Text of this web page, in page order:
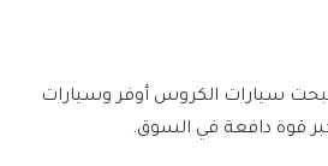
سيارات الكروس أوفر وسيارات
قوة دافعة في السوق.